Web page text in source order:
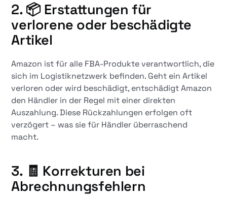
2. 📦 Erstattungen für
verlorene oder beschädigte
Artikel
Amazon ist für alle FBA-Produkte verantwortlich, die
sich im Logistiknetzwerk befinden. Geht ein Artikel
verloren oder wird beschädigt, entschädigt Amazon
den Händler in der Regel mit einer direkten
Auszahlung. Diese Rückzahlungen erfolgen oft
verzögert – was sie für Händler überraschend
macht.
3. 🧾 Korrekturen bei
Abrechnungsfehlern